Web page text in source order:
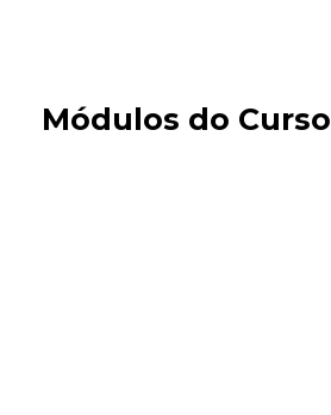
Módulos do Curso